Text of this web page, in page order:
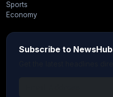
Sports
Economy
Subscribe to NewsHub